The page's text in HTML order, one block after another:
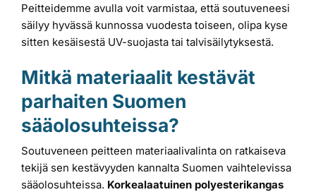
Peitteidemme avulla voit varmistaa, että soutuveneesi
säilyy hyvässä kunnossa vuodesta toiseen, olipa kyse
sitten kesäisestä UV-suojasta tai talvisäilytyksestä.
Mitkä materiaalit kestävät
parhaiten Suomen
sääolosuhteissa?
Soutuveneen peitteen materiaalivalinta on ratkaiseva
tekijä sen kestävyyden kannalta Suomen vaihtelevissa
sääolosuhteissa. Korkealaatuinen polyesterikangas